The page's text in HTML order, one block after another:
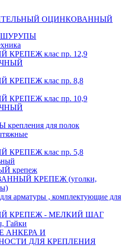
ОЦИНКОВАННЫЙ
ШУРУПЫ
КРЕПЕЖ клас пр. 12,9
КРЕПЕЖ клас пр. 8,8
КРЕПЕЖ клас пр. 10,9
для полок
КРЕПЕЖ клас пр. 5,8
крепеж
КРЕПЕЖ (уголки,
арматуры , комплектующие для
КРЕПЕЖ - МЕЛКИЙ ШАГ
Гайки
АНКЕРА И
ДЛЯ КРЕПЛЕНИЯ